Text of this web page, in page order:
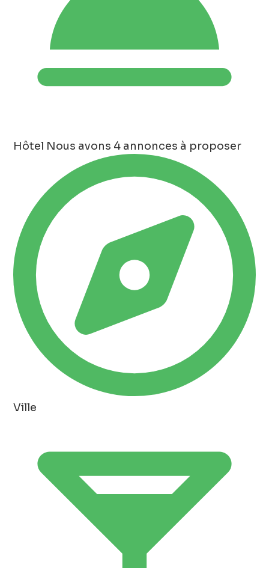
Hôtel Nous avons 4 annonces à proposer
Ville